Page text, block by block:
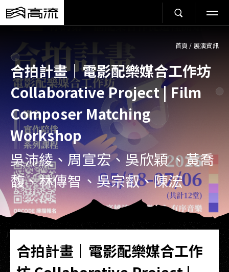
首頁 / 展演資訊
合拍計畫｜電影配樂媒合工作坊
Collaborative Project | Film
Composer Matching
Workshop
吳沛綾、周宣宏、吳欣穎 、黃喬
馥、林傳智、吳宗叡、陳浤
合拍計畫｜電影配樂媒合工作